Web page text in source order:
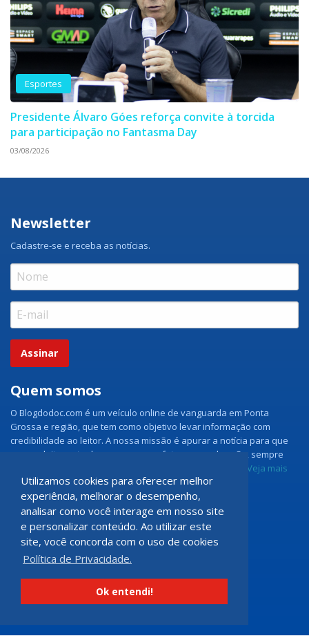
Utilizamos cookies para oferecer melhor
experiência, melhorar o desempenho,
analisar como você interage em nosso site
e personalizar conteúdo. Ao utilizar este
site, você concorda com o uso de cookies
Política de Privacidade.
Ok entendi!
Esportes
Presidente Álvaro Góes reforça convite à torcida
para participação no Fantasma Day
03/08/2026
Newsletter
Cadastre-se e receba as notícias.
Assinar
Quem somos
O Blogdodoc.com é um veículo online de vanguarda em Ponta
Grossa e região, que tem como objetivo levar informação com
credibilidade ao leitor. A nossa missão é apurar a notícia para que
nossos leitores tenham acesso aos fatos como eles são, sempre
Veja mais
Grupo Doc.com
Rua Rio de Janeiro, 150 - Sala 102
CEP: 84070-060 - Nova Rússia
Ponta Grossa \ PR